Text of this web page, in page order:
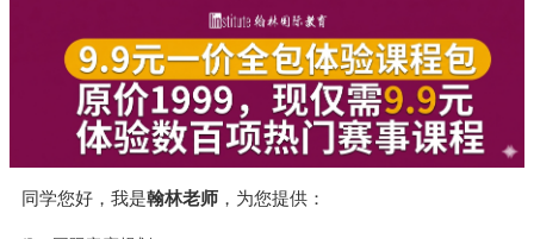
同学您好，我是翰林老师 ，为您提供：